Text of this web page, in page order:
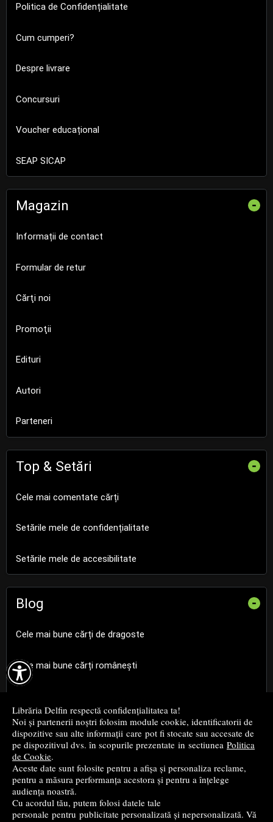

Librăria Delfin respectă confidențialitatea ta!
Noi și partenerii noștri folosim module cookie, identificatorii de
dispozitive sau alte informații care pot fi stocate sau accesate de
pe dispozitivul dvs. în scopurile prezentate in sectiunea Politica
de Cookie.
Aceste date sunt folosite pentru a afișa și personaliza reclame,
pentru a măsura performanța acestora și pentru a înțelege
audiența noastră.
Cu acordul tău, putem folosi datele tale
personale pentru publicitate personalizată și nepersonalizată. Vă
Politica de Confidențialitate
Cum cumperi?
Despre livrare
Concursuri
Voucher educațional
SEAP SICAP
Magazin -
Informații de contact
Formular de retur
Cărţi noi
Promoţii
Edituri
Autori
Parteneri
Top & Setări -
Cele mai comentate cărți
Setările mele de confidențialitate
Setările mele de accesibilitate
Blog -
Cele mai bune cărți de dragoste
Cele mai bune cărți românești
Cele mai bune cărți de istorie
Top cărți beletristică
...toate știrile